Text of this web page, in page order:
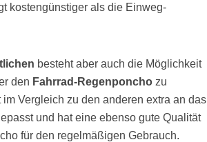
kostengünstiger als die Einweg-
besteht aber auch die Möglichkeit
den Fahrrad-Regenponcho zu
Vergleich zu den anderen extra an das
und hat eine ebenso gute Qualität
für den regelmäßigen Gebrauch.